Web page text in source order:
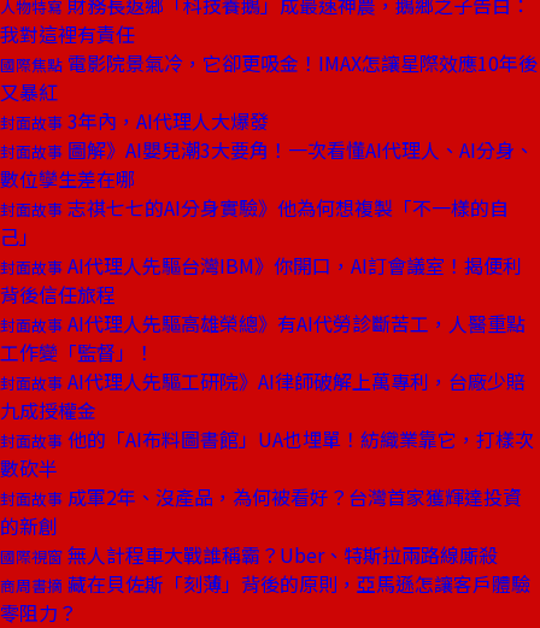
人物特寫
我對這裡有責任
國際焦點 電影院景氣冷，它卻更吸金！IMAX怎讓星際效應10年後
又暴紅
封面故事 3年內，AI代理人大爆發
封面故事 圖解》AI嬰兒潮3大要角！一次看懂AI代理人、AI分身、
數位孿生差在哪
封面故事 志祺七七的AI分身實驗》他為何想複製「不一樣的自
己」
封面故事 AI代理人先驅台灣IBM》你開口，AI訂會議室！揭便利
背後信任旅程
封面故事 AI代理人先驅高雄榮總》有AI代勞診斷苦工，人醫重點
工作變「監督」！
封面故事 AI代理人先驅工研院》AI律師破解上萬專利，台廠少賠
九成授權金
封面故事 他的「AI布料圖書館」UA也埋單！紡織業靠它，打樣次
數砍半
封面故事 成軍2年、沒產品，為何被看好？台灣首家獲輝達投資
的新創
國際視窗 無人計程車大戰誰稱霸？Uber、特斯拉兩路線廝殺
商周書摘 藏在貝佐斯「刻薄」背後的原則，亞馬遜怎讓客戶體驗
零阻力？